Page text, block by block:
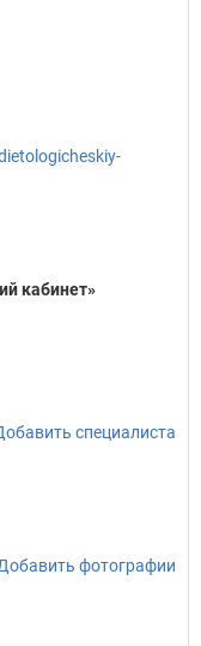
кабинет»
специалиста
фотографии